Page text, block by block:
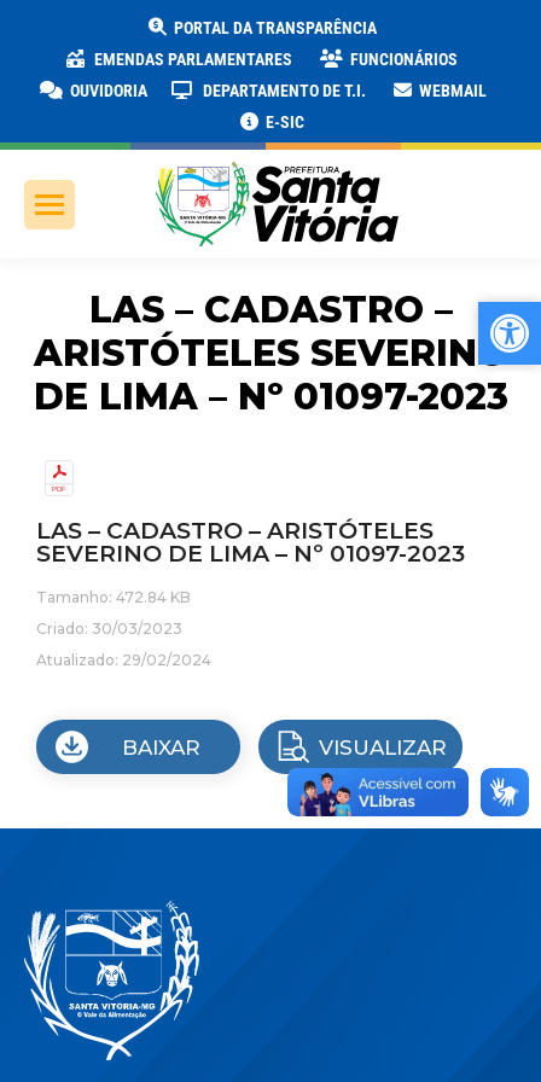
PORTAL DA TRANSPARÊNCIA
EMENDAS PARLAMENTARES
FUNCIONÁRIOS
OUVIDORIA
DEPARTAMENTO DE T.I.
WEBMAIL
E-SIC
LAS – CADASTRO –
ARISTÓTELES SEVERINO
DE LIMA – Nº 01097-2023
LAS – CADASTRO – ARISTÓTELES
SEVERINO DE LIMA – Nº 01097-2023
Tamanho: 472.84 KB
Criado: 30/03/2023
Atualizado: 29/02/2024
BAIXAR VISUALIZAR